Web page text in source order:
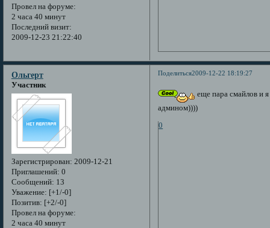
Провел на форуме:
2 часа 40 минут
Последний визит:
2009-12-23 21:22:40
Поделиться2009-12-22 18:19:27
Ольгерт
Участник
Зарегистрирован: 2009-12-21
Приглашений: 0
Сообщений: 13
Уважение: [+1/-0]
Позитив: [+2/-0]
Провел на форуме:
2 часа 40 минут
еще пара смайлов и
админом))))
0